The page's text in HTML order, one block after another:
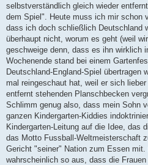
selbstverständlich gleich wieder
dem Spiel". Heute muss ich mir schon
dass ich doch schließlich Deutschland
überhaupt nicht, worum es geht (weil
geschweige denn, dass es ihn wirklich
Wochenende stand bei einem
Deutschland-England-Spiel übertragen
mal reingeschaut hat, weil er sich
entfernt stehenden Planschbecken
Schlimm genug also, dass mein Sohn
ganzen Kindergarten-Kiddies
Kindergarten-Leitung auf die Idee, das
das Motto Fussball-Weltmeisterschaft
Gericht "seiner" Nation zum Essen
wahrscheinlich so aus, dass die